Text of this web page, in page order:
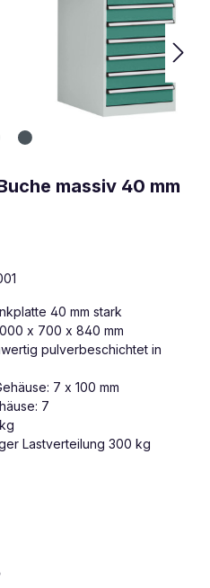
massiv 40 mm
40 mm stark
x 700 x 840 mm
pulverbeschichtet in
7 x 100 mm
7
Lastverteilung 300 kg